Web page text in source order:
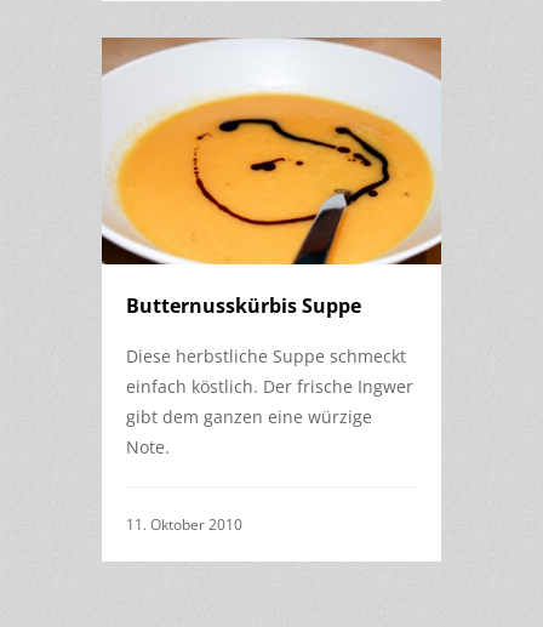
Butternusskürbis Suppe
Diese herbstliche Suppe schmeckt
einfach köstlich. Der frische Ingwer
gibt dem ganzen eine würzige
Note.
11. Oktober 2010